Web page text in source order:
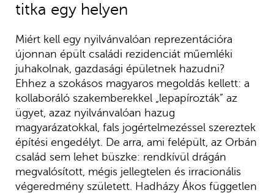
titka egy helyen
Miért kell egy nyilvánvalóan reprezentációra
újonnan épült családi rezidenciát műemléki
juhakolnak, gazdasági épületnek hazudni?
Ehhez a szokásos magyaros megoldás kellett: a
kollaboráló szakemberekkel „lepapírozták” az
ügyet, azaz nyilvánvalóan hazug
magyarázatokkal, fals jogértelmezéssel szereztek
építési engedélyt. De arra, ami felépült, az Orbán
család sem lehet büszke: rendkívül drágán
megvalósított, mégis jellegtelen és irracionális
végeredmény született. Hadházy Ákos független